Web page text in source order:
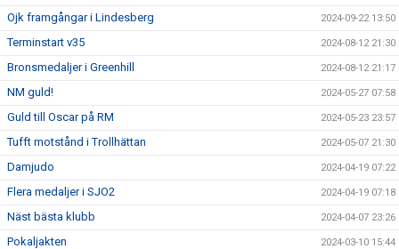
Ojk framgångar i Lindesberg 2024-09-22 13:50
Terminstart v35 2024-08-12 21:30
Bronsmedaljer i Greenhill 2024-08-12 21:17
NM guld! 2024-05-27 07:58
Guld till Oscar på RM 2024-05-23 23:57
Tufft motstånd i Trollhättan 2024-05-07 21:30
Damjudo 2024-04-19 07:22
Flera medaljer i SJO2 2024-04-19 07:18
Näst bästa klubb 2024-04-07 23:26
Pokaljakten 2024-03-10 15:44